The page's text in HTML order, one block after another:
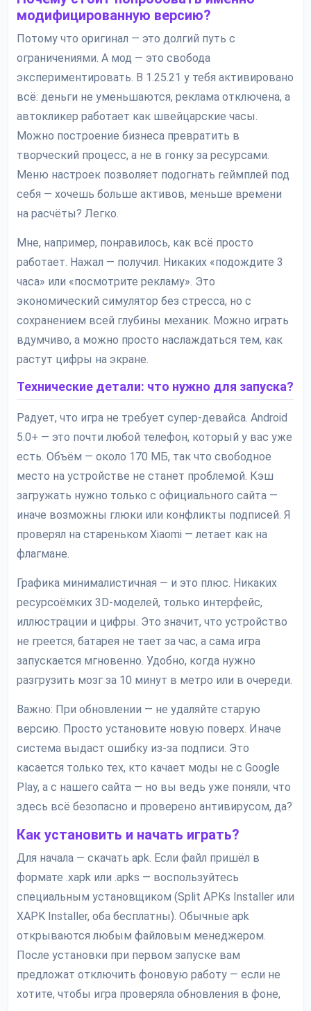
модифицированную версию?
Потому что оригинал — это долгий путь с
ограничениями. А мод — это свобода
экспериментировать. В 1.25.21 у тебя активировано
всё: деньги не уменьшаются, реклама отключена, а
автокликер работает как швейцарские часы.
Можно построение бизнеса превратить в
творческий процесс, а не в гонку за ресурсами.
Меню настроек позволяет подогнать геймплей под
себя — хочешь больше активов, меньше времени
на расчёты? Легко.
Мне, например, понравилось, как всё просто
работает. Нажал — получил. Никаких «подождите 3
часа» или «посмотрите рекламу». Это
экономический симулятор без стресса, но с
сохранением всей глубины механик. Можно играть
вдумчиво, а можно просто наслаждаться тем, как
растут цифры на экране.
Технические детали: что нужно для запуска?
Радует, что игра не требует супер-девайса. Android
5.0+ — это почти любой телефон, который у вас уже
есть. Объём — около 170 МБ, так что свободное
место на устройстве не станет проблемой. Кэш
загружать нужно только с официального сайта —
иначе возможны глюки или конфликты подписей. Я
проверял на стареньком Xiaomi — летает как на
флагмане.
Графика минималистичная — и это плюс. Никаких
ресурсоёмких 3D-моделей, только интерфейс,
иллюстрации и цифры. Это значит, что устройство
не греется, батарея не тает за час, а сама игра
запускается мгновенно. Удобно, когда нужно
разгрузить мозг за 10 минут в метро или в очереди.
Важно: При обновлении — не удаляйте старую
версию. Просто установите новую поверх. Иначе
система выдаст ошибку из-за подписи. Это
касается только тех, кто качает моды не с Google
Play, а с нашего сайта — но вы ведь уже поняли, что
здесь всё безопасно и проверено антивирусом, да?
Как установить и начать играть?
Для начала — скачать apk. Если файл пришёл в
формате .xapk или .apks — воспользуйтесь
специальным установщиком (Split APKs Installer или
XAPK Installer, оба бесплатны). Обычные apk
открываются любым файловым менеджером.
После установки при первом запуске вам
предложат отключить фоновую работу — если не
хотите, чтобы игра проверяла обновления в фоне,